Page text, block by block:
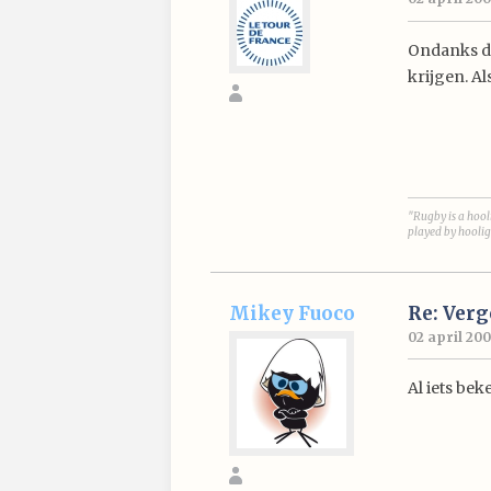
Ondanks
krijgen.
"Rugby is a
played by
Mikey Fuoco Re:
02 april
Al iets